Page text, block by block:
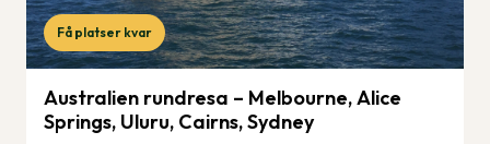
Få platser kvar
Australien rundresa – Melbourne, Alice
Springs, Uluru, Cairns, Sydney